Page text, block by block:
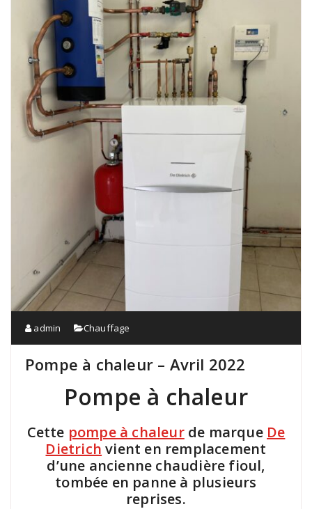
admin Chauffage
Pompe à chaleur – Avril 2022
Pompe à chaleur
Cette pompe à chaleurde marque De
Dietrich vient en remplacement
d’une ancienne chaudière fioul,
tombée en panne à plusieurs
reprises.